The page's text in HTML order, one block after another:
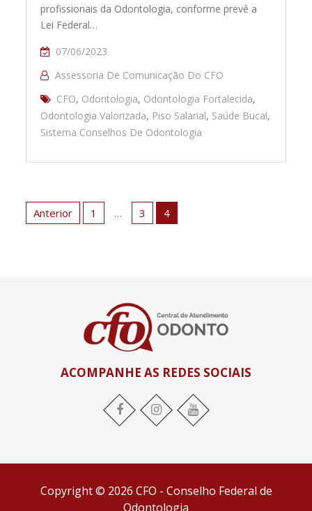
profissionais da Odontologia, conforme prevê a
Lei Federal…
07/06/2023
Assessoria De Comunicação Do CFO
CFO, Odontologia, Odontologia Fortalecida,
Odontologia Valorizada, Piso Salarial, Saúde Bucal,
Sistema Conselhos De Odontologia
Paginação
de
Anterior 1 … 3 4
ACOMPANHE AS REDES SOCIAIS
Facebook Instagram YouTube
Copyright © 2026 CFO - Conselho Federal de
Odontologia